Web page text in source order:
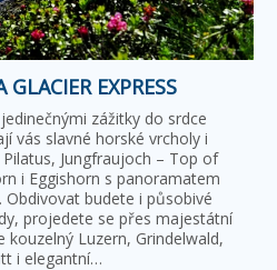
GLACIER EXPRESS
zážitky do srdce
vás slavné horské vrcholy i
Jungfraujoch – Top of
i Eggishorn s panoramatem
Obdivovat budete i působivé
projedete se přes majestátní
kouzelný Luzern, Grindelwald,
i elegantní…